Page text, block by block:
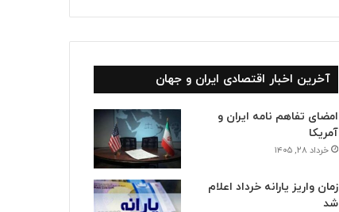
آخرین اخبار اقتصادی ایران و جهان
امضای تفاهم نامه ایران و
آمریکا
خرداد ۲۸, ۱۴۰۵
زمان واریز یارانه خرداد اعلام
شد